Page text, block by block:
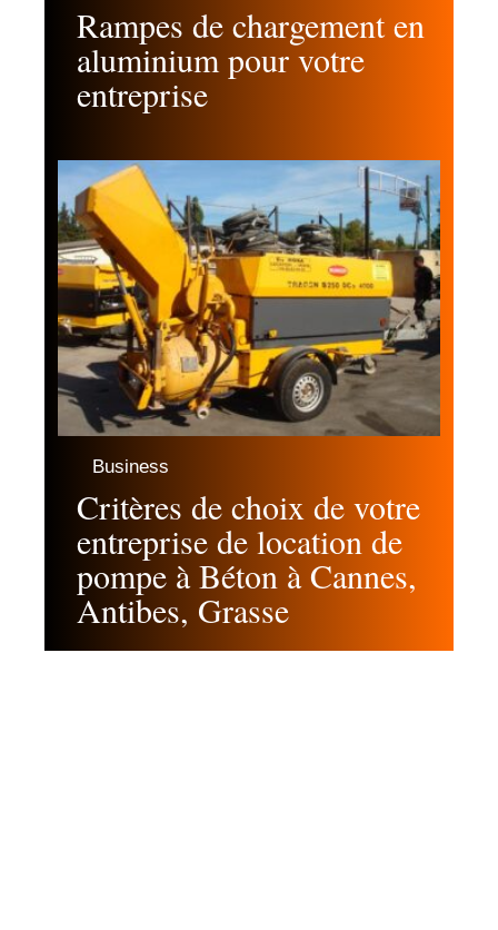
Rampes de chargement en
aluminium pour votre
entreprise
Business
Critères de choix de votre
entreprise de location de
pompe à Béton à Cannes,
Antibes, Grasse